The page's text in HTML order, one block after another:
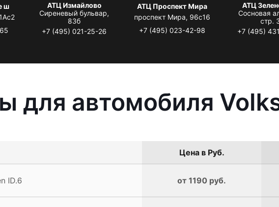
ш
АТЦ Измайлово
Сиреневый бульвар,
83б
+7 (495) 021-25-26
АТЦ Проспект Мира
проспект Мира, 96с16
+7 (495) 023-42-98
АТЦ
Сосновая
стр.
+7 (495)
для автомобиля
Цена в Руб.
ID.6 от 1190 руб.